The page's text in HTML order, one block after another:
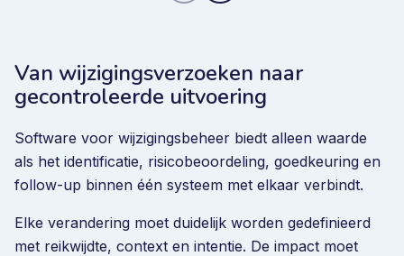
Van wijzigingsverzoeken naar
gecontroleerde uitvoering
Software voor wijzigingsbeheer biedt alleen waarde
als het identificatie, risicobeoordeling, goedkeuring en
follow-up binnen één systeem met elkaar verbindt.
Elke verandering moet duidelijk worden gedefinieerd
met reikwijdte, context en intentie. De impact moet